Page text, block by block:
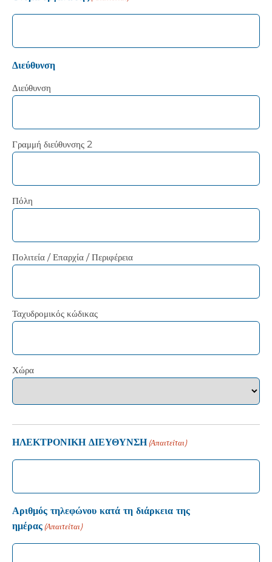
Διεύθυνση
Διεύθυνση
Γραμμή διεύθυνσης 2
Πόλη
Πολιτεία / Επαρχία / Περιφέρεια
Ταχυδρομικός κώδικας
Χώρα
ΗΛΕΚΤΡΟΝΙΚΗ ΔΙΕΥΘΥΝΣΗ(Απαιτείται)
Αριθμός τηλεφώνου κατά τη διάρκεια της
ημέρας(Απαιτείται)